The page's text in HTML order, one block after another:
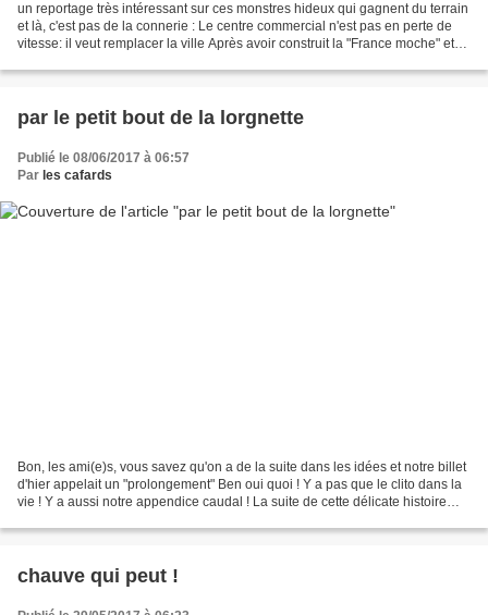
un reportage très intéressant sur ces monstres hideux qui gagnent du terrain
et là, c'est pas de la connerie : Le centre commercial n'est pas en perte de
vitesse: il veut remplacer la ville Après avoir construit la "France moche" et
par le petit bout de la lorgnette
Publié le 08/06/2017 à 06:57
Par les cafards
Bon, les ami(e)s, vous savez qu'on a de la suite dans les idées et notre billet
d'hier appelait un "prolongement" Ben oui quoi ! Y a pas que le clito dans la
vie ! Y a aussi notre appendice caudal ! La suite de cette délicate histoire
chauve qui peut !